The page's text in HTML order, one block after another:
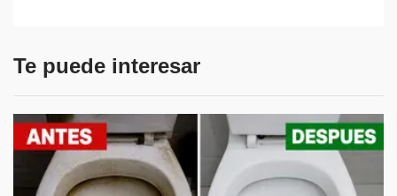
Te puede interesar